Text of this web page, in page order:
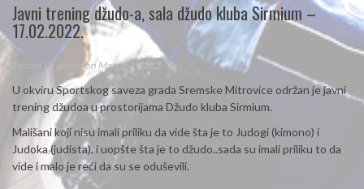
Javni trening džudo-a, sala džudo kluba Sirmium –
17.02.2022.
Posted By adminon March 8, 2022
U okviru Sportskog saveza grada Sremske Mitrovice održan je javni
trening džudoa u prostorijama Džudo kluba Sirmium.
Mališani koji nisu imali priliku da vide šta je to Judogi (kimono) i
Judoka (judista), i uopšte šta je to džudo..sada su imali priliku to da
vide i malo je reći da su se oduševili.